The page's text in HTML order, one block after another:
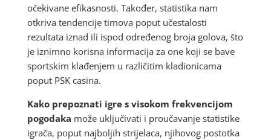
očekivane efikasnosti. Također, statistika nam
otkriva tendencije timova poput učestalosti
rezultata iznad ili ispod određenog broja golova, što
je iznimno korisna informacija za one koji se bave
sportskim klađenjem u različitim kladionicama
poput PSK casina.
Kako prepoznati igre s visokom frekvencijom
pogodaka može uključivati i proučavanje statistike
igrača, poput najboljih strijelaca, njihovog postotka